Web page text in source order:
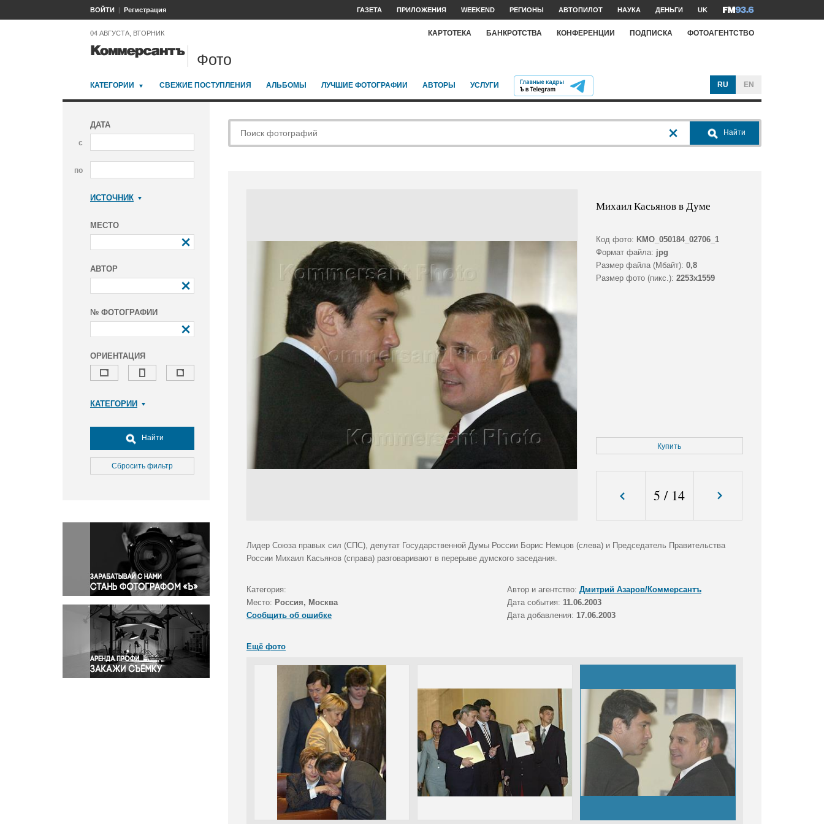
ВОЙТИ Регистрация ГАЗЕТА ПРИЛОЖЕНИЯ WEEKEND РЕГИОНЫ АВТОПИЛОТ НАУКА ДЕНЬГИ UK
04 АВГУСТА, ВТОРНИК КАРТОТЕКА БАНКРОТСТВА КОНФЕРЕНЦИИ ПОДПИСКА ФОТОАГЕНТСТВО
Фото
КАТЕГОРИИ СВЕЖИЕ ПОСТУПЛЕНИЯ АЛЬБОМЫ ЛУЧШИЕ ФОТОГРАФИИ АВТОРЫ УСЛУГИ RU EN
ДАТА
с
по
ИСТОЧНИК
МЕСТО
АВТОР
№ ФОТОГРАФИИ
ОРИЕНТАЦИЯ
КАТЕГОРИИ
Досуг, туризм и отдых
Культура
Медицина
Окружающая среда
Политика
Правосудие
Происшествия и конфликты
Религия
Светская жизнь
Спорт
Экология
Экономика и бизнес
Найти
Сбросить фильтр
Найти
Михаил Касьянов в Думе
Код фото: KMO_050184_02706_1
Формат файла: jpg
Размер файла (Мбайт): 0,8
Размер фото (пикс.): 2253x1559
Купить
5 / 14
Лидер Союза правых сил (СПС), депутат Государственной Думы России Борис Немцов (слева) и Председатель Правительства
России Михаил Касьянов (справа) разговаривают в перерыве думского заседания.
Категория: Автор и агентство: Дмитрий Азаров/Коммерсантъ
Место: Россия, Москва Дата события: 11.06.2003
Сообщить об ошибке
Дата добавления: 17.06.2003
Ещё фото